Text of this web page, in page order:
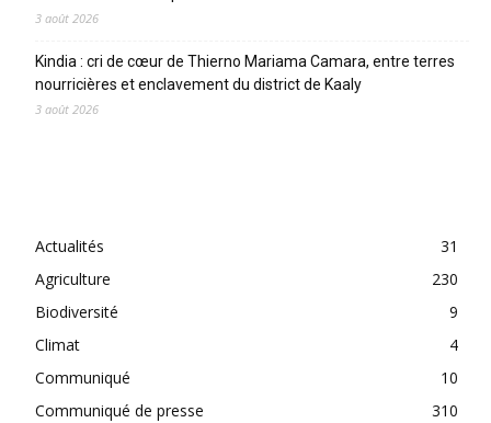
3 août 2026
Kindia : cri de cœur de Thierno Mariama Camara, entre terres
nourricières et enclavement du district de Kaaly
3 août 2026
Actualités
31
Agriculture
230
Biodiversité
9
Climat
4
Communiqué
10
Communiqué de presse
310